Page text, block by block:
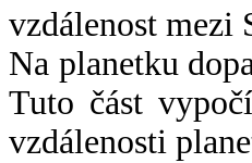
vzdálenost mezi
Na planetku
Tuto část
vzdálenosti